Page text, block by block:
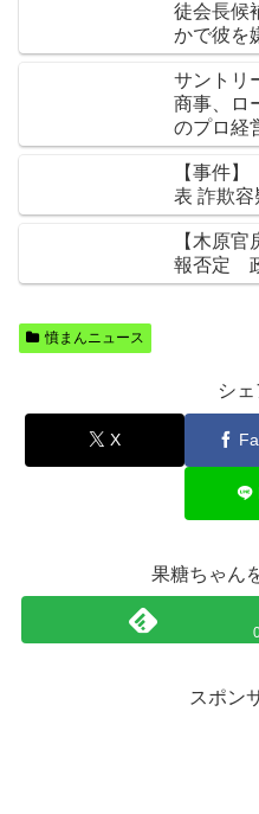
徒会長候
かで彼を
サントリ
商事、ロ
のプロ経
【事件
表 詐欺
【木原
報否定
憤まんニュース
シ
X
果糖ちゃん
スポン